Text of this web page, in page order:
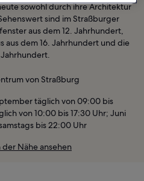
sowohl durch ihre Architektur
sind im Straßburger
aus dem 12. Jahrhundert,
aus dem 16. Jahrhundert und die
Jahrhundert.
von Straßburg
täglich von 09:00 bis
von 10:00 bis 17:30 Uhr; Juni
bis 22:00 Uhr
Nähe ansehen